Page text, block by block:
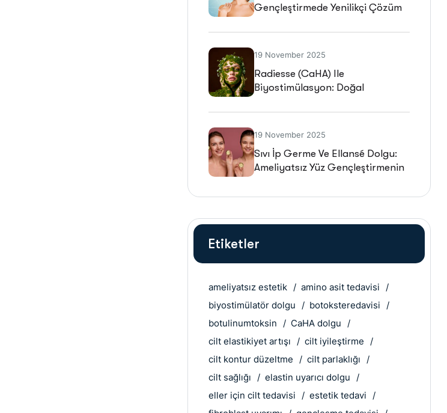
Gençleştirmede Yenilikçi Çözüm
19 November 2025
Radiesse (CaHA) Ile
Biyostimülasyon: Doğal
19 November 2025
Sıvı İp Germe Ve Ellansé Dolgu:
Ameliyatsız Yüz Gençleştirmenin
Etiketler
ameliyatsız estetik
amino asit tedavisi
biyostimülatör dolgu
botoksteredavisi
botulinumtoksin
CaHA dolgu
cilt elastikiyet artışı
cilt iyileştirme
cilt kontur düzeltme
cilt parlaklığı
cilt sağlığı
elastin uyarıcı dolgu
eller için cilt tedavisi
estetik tedavi